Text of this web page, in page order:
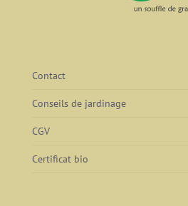
Contact
Conseils de jardinage
CGV
Certificat bio